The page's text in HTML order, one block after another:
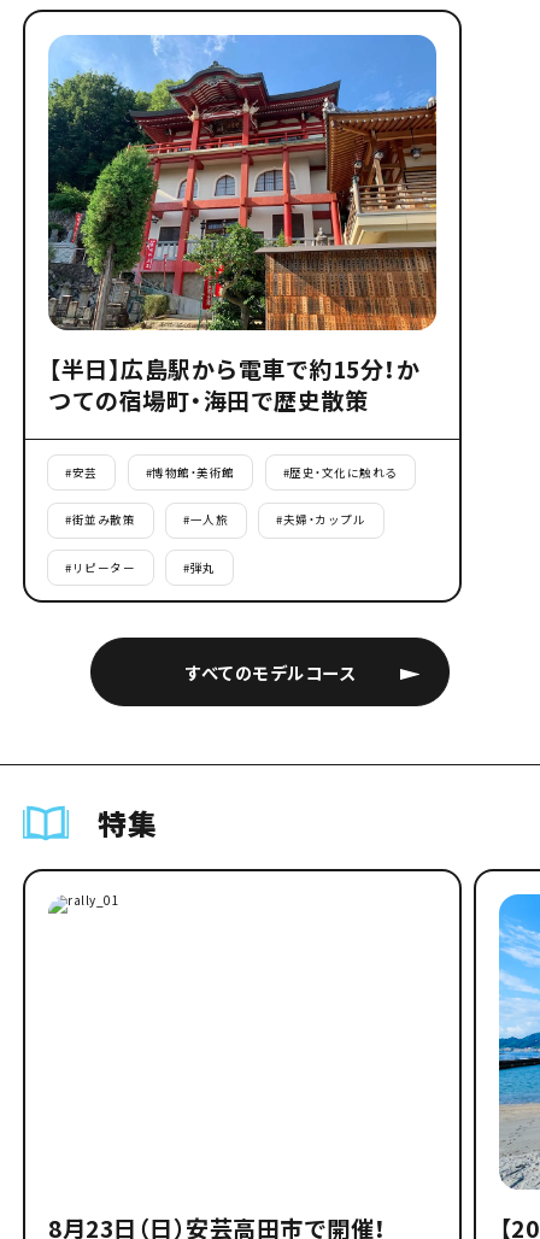
すべてのモデルコース
【半日】広島駅から電車で約15分！か
つての宿場町・海田で歴史散策
#安芸 #博物館・美術館 #歴史・文化に触れる
#街並み散策 #一人旅 #夫婦・カップル
# リピーター #弾丸
特集
8月23日（日）安芸高田市で開催！
【